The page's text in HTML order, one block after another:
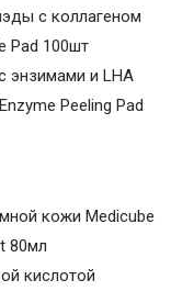
с коллагеном
Pad 100шт
и LHA
Peeling Pad
кожи Medicube
80мл
кислотой